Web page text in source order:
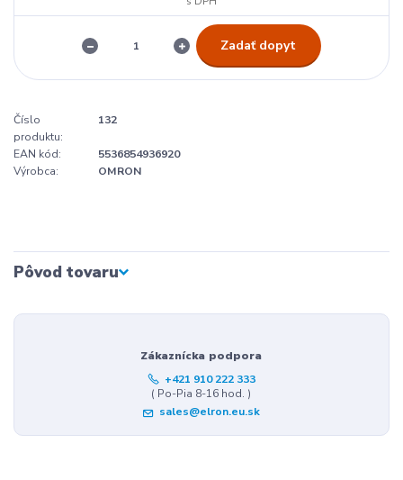
Zadať dopyt
Číslo
produktu:
132
EAN kód:
5536854936920
Výrobca:
OMRON
Pôvod tovaru
Zákaznícka podpora
+421 910 222 333
( Po-Pia 8-16 hod. )
sales@elron.eu.sk